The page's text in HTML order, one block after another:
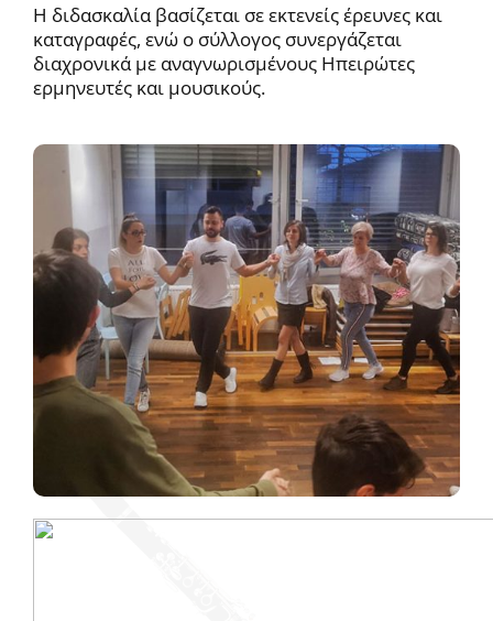
Η διδασκαλία βασίζεται σε εκτενείς έρευνες και
καταγραφές, ενώ ο σύλλογος συνεργάζεται
διαχρονικά με αναγνωρισμένους Ηπειρώτες
ερμηνευτές και μουσικούς.